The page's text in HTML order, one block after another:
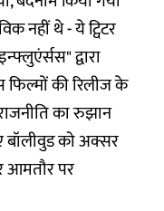
नहीं थे - ये ट्विटर
द्वारा
की रिलीज के
का रुझान
बॉलीवुड को अक्सर
आमतौर पर